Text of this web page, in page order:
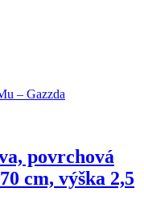
povrchová
cm, výška 2,5